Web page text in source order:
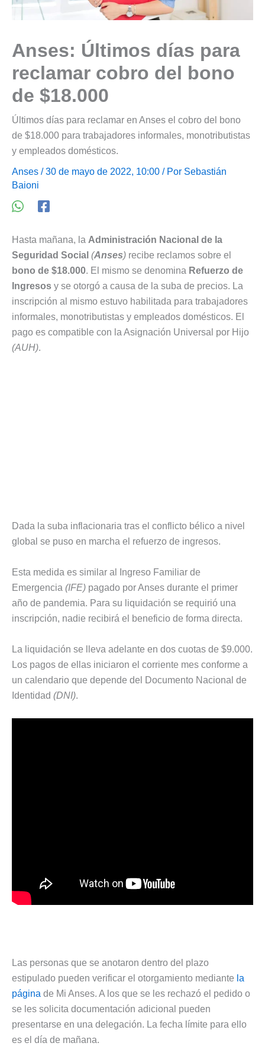
Anses: Últimos días para
reclamar cobro del bono
de $18.000
Últimos días para reclamar en Anses el cobro del bono
de $18.000 para trabajadores informales, monotributistas
y empleados domésticos.
Anses / 30 de mayo de 2022, 10:00 / Por Sebastián
Baioni
Hasta mañana, la Administración Nacional de la
Seguridad Social (Anses) recibe reclamos sobre el
bono de $18.000. El mismo se denomina Refuerzo de
Ingresos y se otorgó a causa de la suba de precios. La
inscripción al mismo estuvo habilitada para trabajadores
informales, monotributistas y empleados domésticos. El
pago es compatible con la Asignación Universal por Hijo
(AUH).
Dada la suba inflacionaria tras el conflicto bélico a nivel
global se puso en marcha el refuerzo de ingresos.
Esta medida es similar al Ingreso Familiar de
Emergencia (IFE) pagado por Anses durante el primer
año de pandemia. Para su liquidación se requirió una
inscripción, nadie recibirá el beneficio de forma directa.
La liquidación se lleva adelante en dos cuotas de $9.000.
Los pagos de ellas iniciaron el corriente mes conforme a
un calendario que depende del Documento Nacional de
Identidad (DNI).
Las personas que se anotaron dentro del plazo
estipulado pueden verificar el otorgamiento mediante la
página de Mi Anses. A los que se les rechazó el pedido o
se les solicita documentación adicional pueden
presentarse en una delegación. La fecha límite para ello
es el día de mañana.